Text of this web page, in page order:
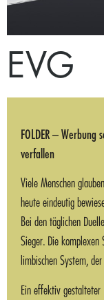
EVG
FOLDER –
verfallen
Viele Menschen
heute eindeutig
Bei den täglichen
Sieger. Die komplexen
limbischen System,
Ein effektiv